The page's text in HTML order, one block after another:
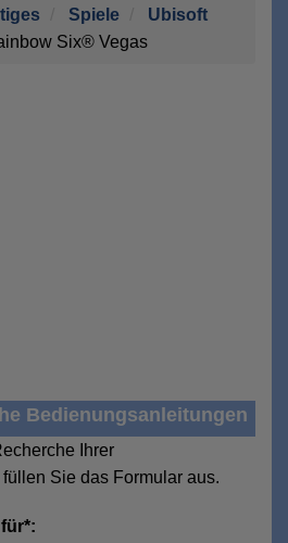
Spiele
Ubisoft
Six® Vegas
Bedienungsanleitungen
Ihrer
Sie das Formular aus.